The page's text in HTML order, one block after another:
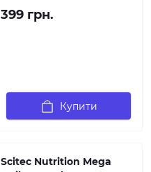
399 грн.
Купити
Scitec Nutrition Mega